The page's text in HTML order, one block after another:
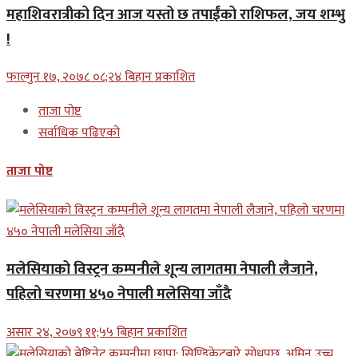
महाशिवरात्रीको दिन आज यस्तो छ तपाईंको राशिफल, जय शम्भु
!
फाल्गुन १७, २०७८ ०८;२४ बिहान प्रकाशित
ताजा पोष्ट
सर्वाधिक पढिएको
ताजा पोष्ट
मलेसियाको विस्ट्रन कम्पनीले शून्य लागतमा नेपाली लैजाने,
पहिलो चरणमा ४५० नेपाली मलेसिया जाँदै
असार २४, २०७९ ११;५५ बिहान प्रकाशित